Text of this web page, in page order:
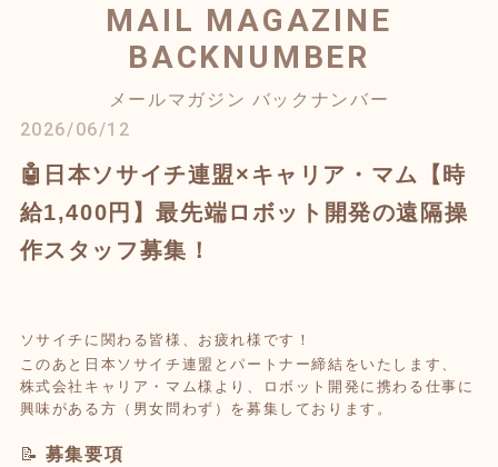
MAIL MAGAZINE
BACKNUMBER
メールマガジン バックナンバー
2026/06/12
🤖日本ソサイチ連盟×キャリア・マム【時
給1,400円】最先端ロボット開発の遠隔操
作スタッフ募集！
ソサイチに関わる皆様、お疲れ様です！
このあと日本ソサイチ連盟とパートナー締結をいたします、
株式会社キャリア・マム様より、ロボット開発に携わる仕事に
興味がある方（男女問わず）を募集しております。
📝 募集要項